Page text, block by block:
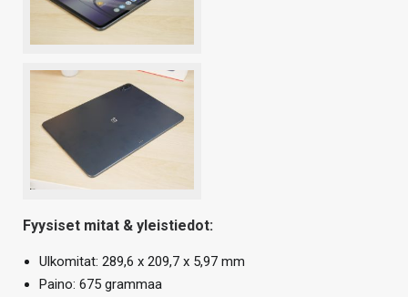
Fyysiset mitat & yleistiedot:
Ulkomitat: 289,6 x 209,7 x 5,97 mm
Paino: 675 grammaa